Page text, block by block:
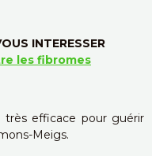
INTERESSER
les fibromes
très efficace pour guérir
Meigs.